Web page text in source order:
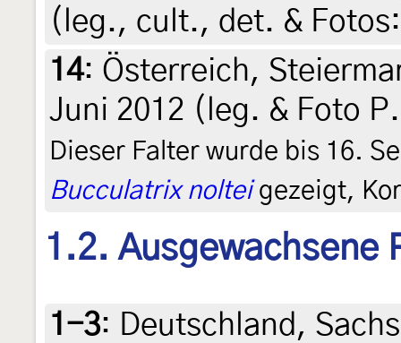
(leg., cult., det. &
14: Österreich,
Juni 2012 (leg. & Foto
Dieser Falter wurde bis 16.
Bucculatrix nolteigezeigt,
1.2. Ausgewachsene
1-3: Deutschland,